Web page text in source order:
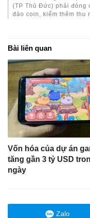
(TP Thủ Đức) phải đóng
đào coin, kiếm thêm thu
Bài liên quan
Vốn hóa của dự án
tăng gần 3 tỷ USD
ngày
Zalo